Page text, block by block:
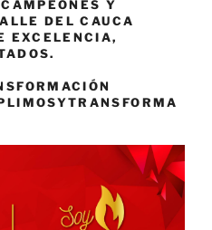
Y
DEL CAUCA
EXCELENCIA,